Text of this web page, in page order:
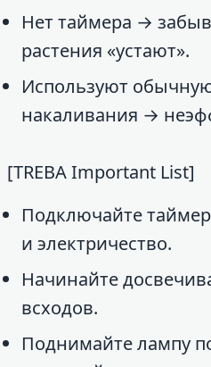
Нет таймера →
растения «устают».
Используют
накаливания →
[TREBA Important List]
Подключайте
и электричество.
Начинайте
всходов.
Поднимайте лампу